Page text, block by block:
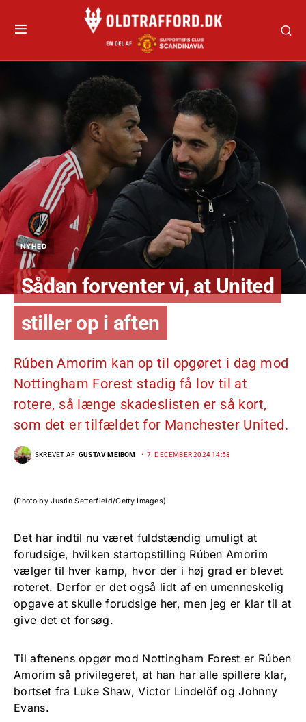
NYHED
Sådan forventer vi, at United
stiller op i aften
Rúben Amorim kan op til opgøret i dag mod
Nottingham Forest stadig få lov til at
rotere, så længe skadeslisten er så kort,
som det er tilfældet for Manchester United.
SKREVET AF GUSTAV MEIBOM 7. DECEMBER 2024 14:58
(Photo by Justin Setterfield/Getty Images)
Det har indtil nu været fuldstændig umuligt at
forudsige, hvilken startopstilling Rúben Amorim
vælger til hver kamp, hvor der i høj grad er blevet
roteret. Derfor er det også lidt af en umenneskelig
opgave at skulle forudsige her, men jeg er klar til at
give det et forsøg.
Til aftenens opgør mod Nottingham Forest er Rúben
Amorim så privilegeret, at han har alle spillere klar,
bortset fra Luke Shaw, Victor Lindelöf og Johnny
Evans.